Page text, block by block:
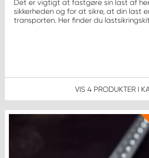
Det er vigtigt at fastgøre sin last af
sikkerheden og for at sikre, at din last
transporten. Her finder du
VIS 4 PRODUKTER I